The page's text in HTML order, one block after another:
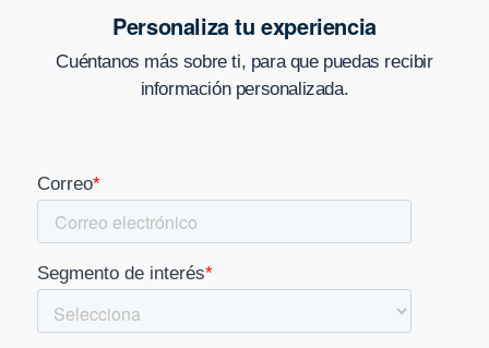
Personaliza tu experiencia
Cuéntanos más sobre ti, para que puedas recibir
información personalizada.